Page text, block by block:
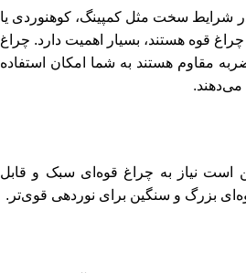
شرایط سخت مثل کمپینگ، کوهنوردی یا
قوه هستند، بسیار اهمیت دارد. چراغ
مقاوم هستند به شما امکان استفاده
می‌دهند.
است نیاز به چراغ قوه‌ای سبک و قابل
بزرگ و سنگین برای نوردهی قوی‌تر.